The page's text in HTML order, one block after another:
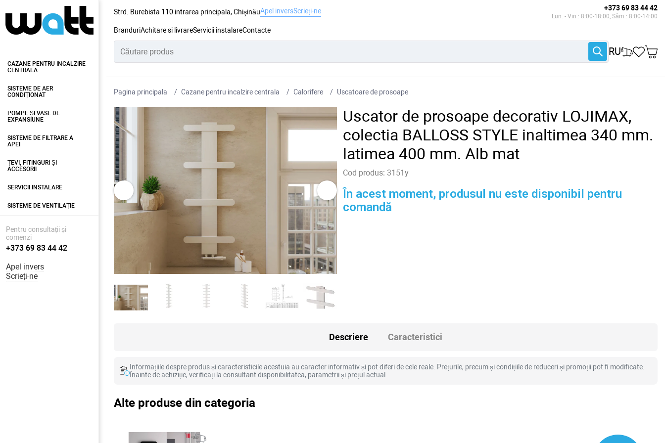
Strd. Burebista 110 intrarea principala, ChişinăuApel inversScrieți-ne +373 69 83 44 42
Lun. - Vin.: 8:00-18:00, Sâm.: 8:00-14:00
BranduriAchitare si livrareServicii instalareContacte
RU
CAZANE PENTRU INCALZIRE
CENTRALA
SISTEME DE AER
CONDIȚIONAT
POMPE ȘI VASE DE
EXPANSIUNE
SISTEME DE FILTRARE A
APEI
ȚEVI, FITINGURI ȘI
ACCESORII
SERVICII INSTALARE
SISTEME DE VENTILAȚIE
Pentru consultații și
comenzi
+373 69 83 44 42
Apel invers
Scrieți-ne
Pagina principala Cazane pentru incalzire centrala Сalorifere Uscatoare de prosoape
Uscator de prosoape decorativ LOJIMAX,
colectia BALLOSS STYLE inaltimea 340 mm.
latimea 400 mm. Alb mat
Cod produs: 3151y
În acest moment, produsul nu este disponibil pentru
comandă
Descriere Caracteristici
Informațiile despre produs și caracteristicile acestuia au caracter informativ și pot diferi de cele reale. Prețurile, precum și condițiile de reduceri și promoții pot fi modificate.
Înainte de achiziție, verificați la consultant disponibilitatea, parametrii și prețul actual.
Alte produse din categoria